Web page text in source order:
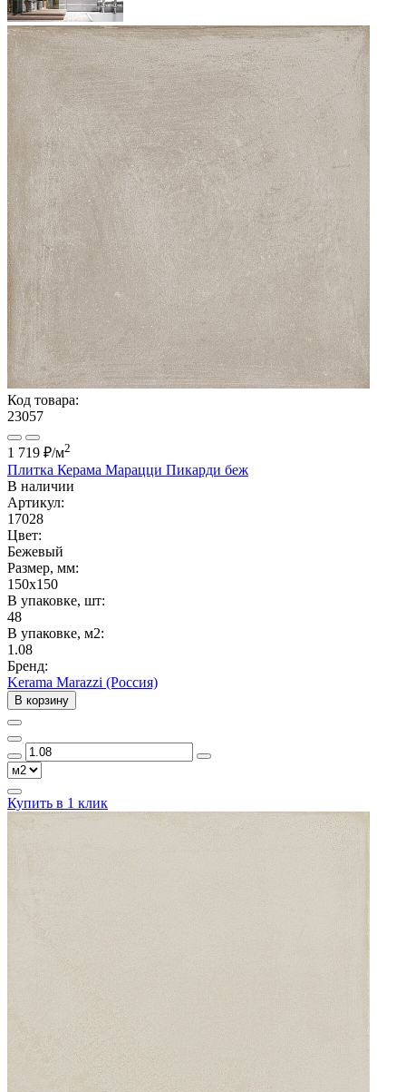
Код товара:
23057
1 719 ₽/м2
Плитка Керама Марацци Пикарди беж
В наличии
Артикул:
17028
Цвет:
Бежевый
Размер, мм:
150x150
В упаковке, шт:
48
В упаковке, м2:
1.08
Бренд:
Kerama Marazzi (Россия)
В корзину
Купить в 1 клик